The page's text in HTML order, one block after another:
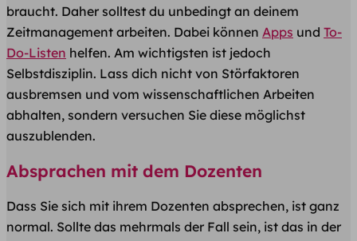
braucht. Daher solltest du unbedingt an deinem
Zeitmanagement arbeiten. Dabei können Apps und To-
Do-Listen helfen. Am wichtigsten ist jedoch
Selbstdisziplin. Lass dich nicht von Störfaktoren
ausbremsen und vom wissenschaftlichen Arbeiten
abhalten, sondern versuchen Sie diese möglichst
auszublenden.
Absprachen mit dem Dozenten
Dass Sie sich mit ihrem Dozenten absprechen, ist ganz
normal. Sollte das mehrmals der Fall sein, ist das in der